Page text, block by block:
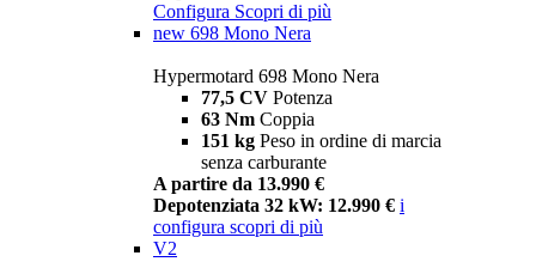
Configura Scopri di più
new 698 Mono Nera
Hypermotard 698 Mono Nera
77,5 CV Potenza
63 Nm Coppia
151 kg Peso in ordine di marcia
senza carburante
A partire da 13.990 €
Depotenziata 32 kW: 12.990 € i
configura scopri di più
V2